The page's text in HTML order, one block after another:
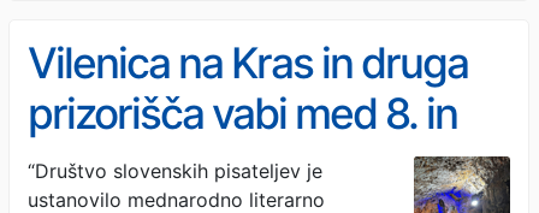
Vilenica na Kras in druga
prizorišča vabi med 8. in
14. septembrom
“Društvo slovenskih pisateljev je
ustanovilo mednarodno literarno